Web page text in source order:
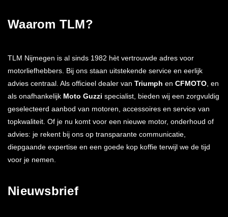
Waarom TLM?
TLM Nijmegen is al sinds 1982 hèt vertrouwde adres voor
motorliefhebbers. Bij ons staan uitstekende service en eerlijk
advies centraal. Als officieel dealer van Triumph en CFMOTO, en
als onafhankelijk Moto Guzzi specialist, bieden wij een zorgvuldig
geselecteerd aanbod van motoren, accessoires en service van
topkwaliteit. Of je nu komt voor een nieuwe motor, onderhoud of
advies: je rekent bij ons op transparante communicatie,
diepgaande expertise en een goede kop koffie terwijl we de tijd
voor je nemen.
Nieuwsbrief